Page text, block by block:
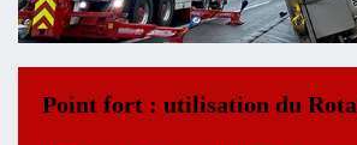
Point fort : utilisation du